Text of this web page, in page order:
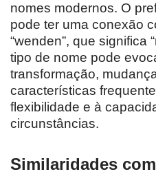
nomes modernos. O
pode ter uma conexão
“wenden”, que significa
tipo de nome pode
transformação,
características
flexibilidade e à
circunstâncias.
Similaridades